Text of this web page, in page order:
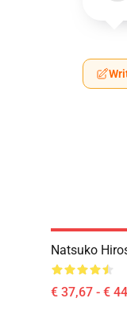
Natsuko
€ 37,67 - €